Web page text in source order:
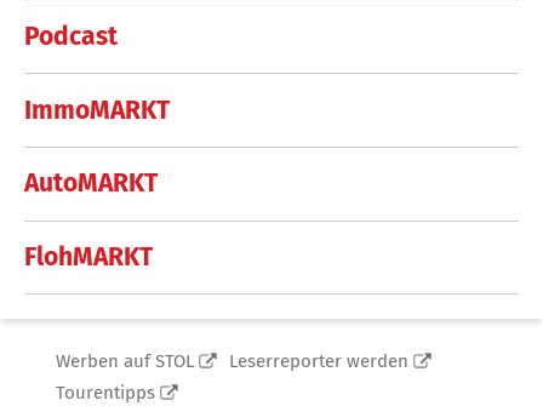
Podcast
ImmoMARKT
AutoMARKT
FlohMARKT
Werben auf STOL
Leserreporter werden
Tourentipps